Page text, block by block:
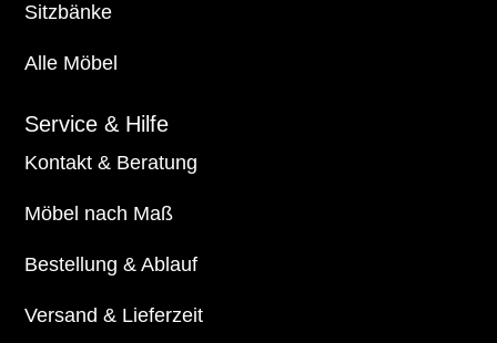
Sitzbänke
Alle Möbel
Service & Hilfe
Kontakt & Beratung
Möbel nach Maß
Bestellung & Ablauf
Versand & Lieferzeit